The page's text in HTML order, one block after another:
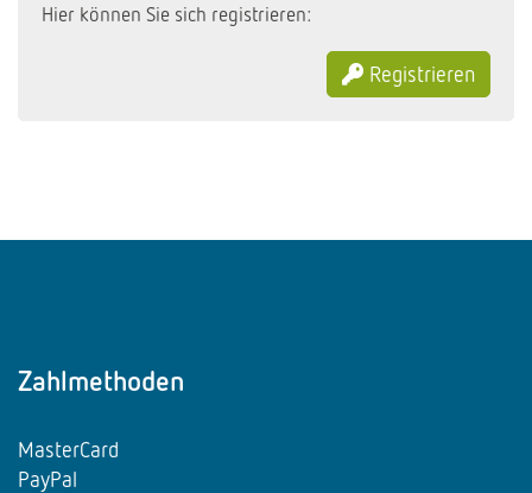
Hier können Sie sich registrieren:
Registrieren
Zahlmethoden
MasterCard
PayPal